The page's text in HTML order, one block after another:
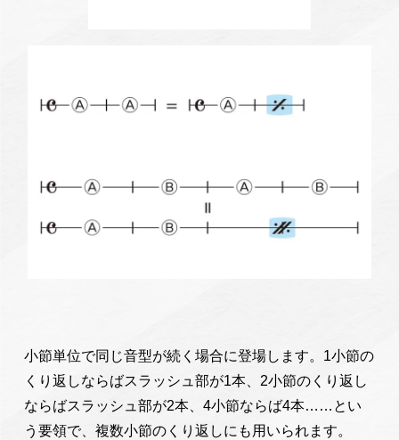
小節単位で同じ音型が続く場合に登場します。1小節の
くり返しならばスラッシュ部が1本、2小節のくり返し
ならばスラッシュ部が2本、4小節ならば4本……とい
う要領で、複数小節のくり返しにも用いられます。